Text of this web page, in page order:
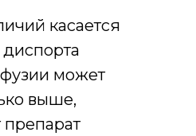
касается
может
выше,
препарат